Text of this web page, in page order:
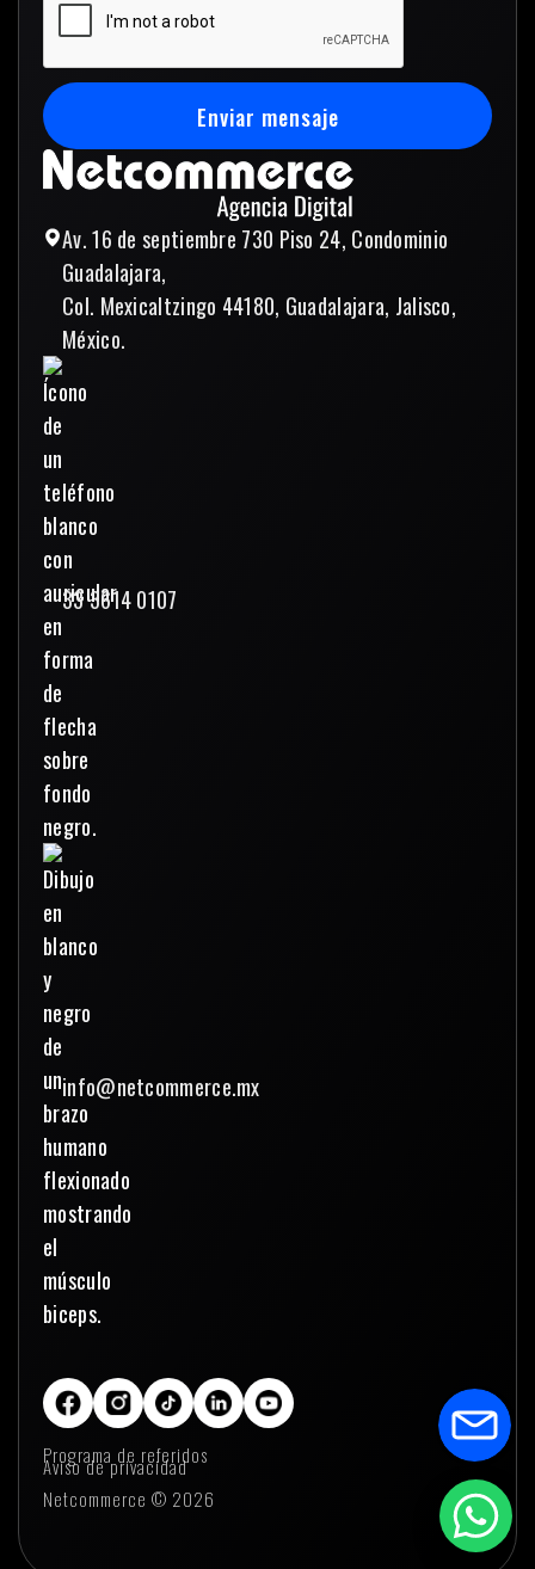
Av. 16 de septiembre 730 Piso 24, Condominio
Guadalajara,
Col. Mexicaltzingo 44180, Guadalajara, Jalisco,
México.
33 3614 0107
info@netcommerce.mx
Programa de referidos
Aviso de privacidad
Netcommerce © 2026
Enviar mensaje
Enviar mensaje